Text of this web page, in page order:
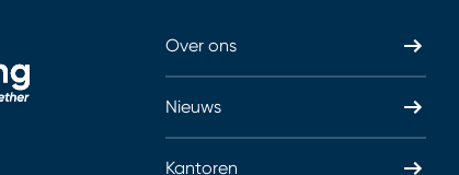
Over ons
Nieuws
Kantoren